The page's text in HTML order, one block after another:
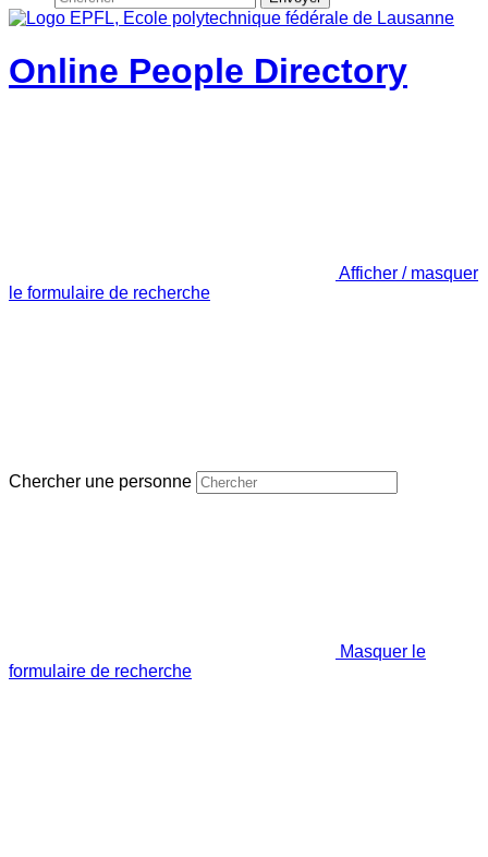
Online People Directory
Afficher / masquer
le formulaire de recherche
Chercher une personne
Masquer le
formulaire de recherche